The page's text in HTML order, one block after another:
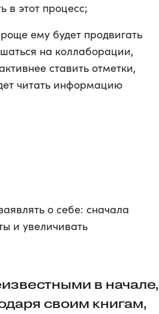
в этот процесс;
ему будет продвигать
на коллаборации,
ставить отметки,
читать информацию
о себе: сначала
и увеличивать
в начале,
своим книгам,